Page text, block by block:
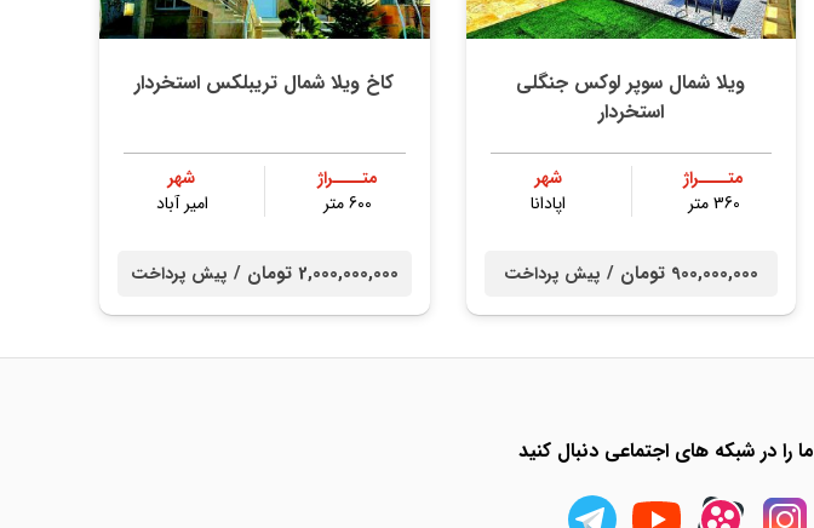
ویلا شمال سوپر لوکس جنگلی
استخردار
متــــراژ
360 متر
شهر
اپادانا
900,000,000 تومان / پیش پرداخت
کاخ ویلا شمال تریبلکس استخردار
متــــراژ
600 متر
شهر
امیر آباد
2,000,000,000 تومان / پیش پرداخت
ما را در شبکه های اجتماعی دنبال کنید